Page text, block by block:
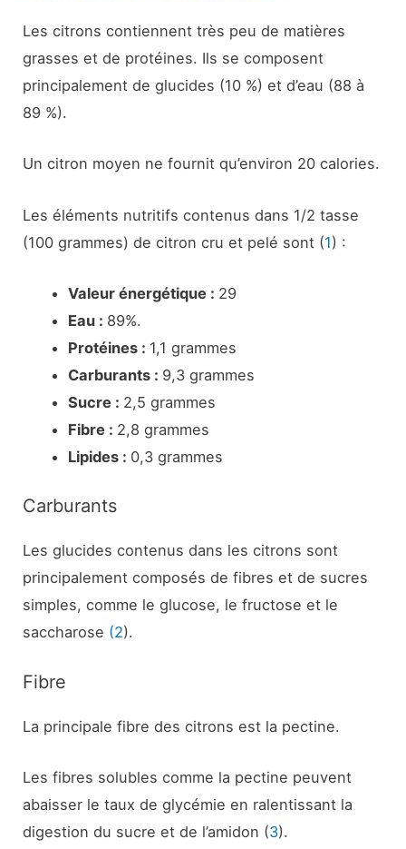
Les citrons contiennent très peu de matières
grasses et de protéines. Ils se composent
principalement de glucides (10 %) et d’eau (88 à
89 %).
Un citron moyen ne fournit qu’environ 20 calories.
Les éléments nutritifs contenus dans 1/2 tasse
(100 grammes) de citron cru et pelé sont (1) :
Valeur énergétique : 29
Eau : 89%.
Protéines : 1,1 grammes
Carburants : 9,3 grammes
Sucre : 2,5 grammes
Fibre : 2,8 grammes
Lipides : 0,3 grammes
Carburants
Les glucides contenus dans les citrons sont
principalement composés de fibres et de sucres
simples, comme le glucose, le fructose et le
saccharose (2).
Fibre
La principale fibre des citrons est la pectine.
Les fibres solubles comme la pectine peuvent
abaisser le taux de glycémie en ralentissant la
digestion du sucre et de l’amidon (3).